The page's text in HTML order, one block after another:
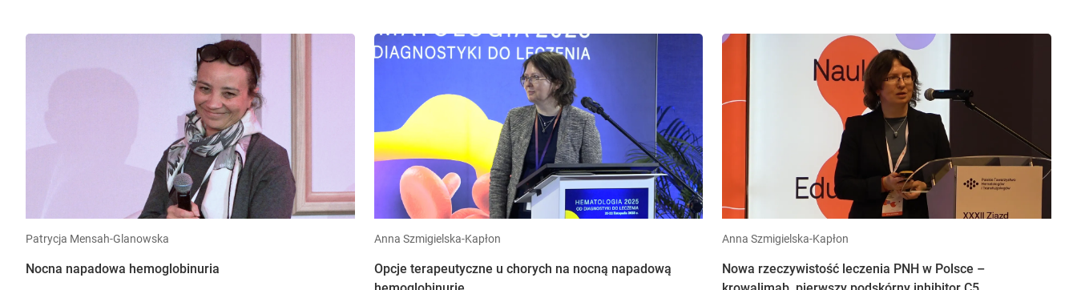
Patrycja Mensah-Glanowska
Nocna napadowa hemoglobinuria
Anna Szmigielska-Kapłon
Opcje terapeutyczne u chorych na nocną napadową
Anna Szmigielska-Kapłon
Nowa rzeczywistość leczenia PNH w Polsce –